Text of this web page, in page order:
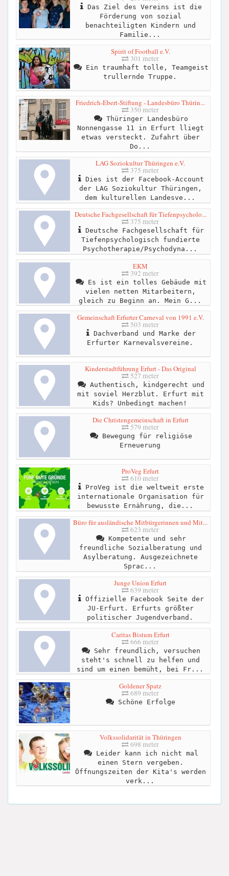
Das Ziel des Vereins ist die
Förderung von sozial
benachteiligten Kindern und
Familie...
Spirit of Football e.V.
301 meter
Ein traumhaft tolle, Teamgeist
trullernde Truppe.
Friedrich-Ebert-Stiftung - Landesbüro Thürin...
350 meter
Thüringer Landesbüro
Nonnengasse 11 in Erfurt lliegt
etwas versteckt. Zufahrt über
Do...
LAG Soziokultur Thüringen e.V.
375 meter
Dies ist der Facebook-Account
der LAG Soziokultur Thüringen,
dem kulturellen Landesve...
Deutsche Fachgesellschaft für Tiefenpsycholo...
375 meter
Deutsche Fachgesellschaft für
Tiefenpsychologisch fundierte
Psychotherapie/Psychodyna...
EKM
392 meter
Es ist ein tolles Gebäude mit
vielen netten Mitarbeitern,
gleich zu Beginn an. Mein G...
Gemeinschaft Erfurter Carneval von 1991 e.V.
503 meter
Dachverband und Marke der
Erfurter Karnevalsvereine.
Kinderstadtführung Erfurt - Das Original
527 meter
Authentisch, kindgerecht und
mit soviel Herzblut. Erfurt mit
Kids? Unbedingt machen!
Die Christengemeinschaft in Erfurt
579 meter
Bewegung für religiöse
Erneuerung
ProVeg Erfurt
610 meter
ProVeg ist die weltweit erste
internationale Organisation für
bewusste Ernährung, die...
Büro für ausländische Mitbürgerinnen und Mit...
623 meter
Kompetente und sehr
freundliche Sozialberatung und
Asylberatung. Ausgezeichnete
Sprac...
Junge Union Erfurt
639 meter
Offizielle Facebook Seite der
JU-Erfurt. Erfurts größter
politischer Jugendverband.
Caritas Bistum Erfurt
666 meter
Sehr freundlich, versuchen
steht's schnell zu helfen und
sind um einen bemüht, bei Fr...
Goldener Spatz
689 meter
Schöne Erfolge
Volkssolidarität in Thüringen
698 meter
Leider kann ich nicht mal
einen Stern vergeben.
Öffnungszeiten der Kita's werden
verk...